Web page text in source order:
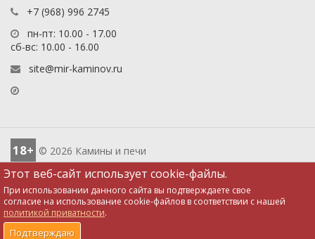
Этот веб-сайт использует cookie-файлы.
При использовании данного сайта вы подтверждаете свое
согласие на использование cookie-файлов в соответствии с нашей
политикой приватности.
Подтверждаю
+7 (968) 996 2745
пн-пт: 10.00 - 17.00
сб-вс: 10.00 - 16.00
site@mir-kaminov.ru
18+ © 2026 Камины и печи